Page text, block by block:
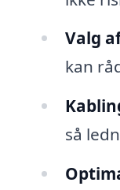
Valg
kan
så